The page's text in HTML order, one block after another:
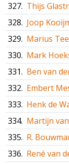
327. Thijs
328. Joop
329. Marius
330. Mark
331. Ben van
332. Embert
333. Henk de
334. Martijn
335. R.
336. René van